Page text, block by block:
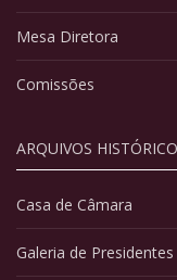
Mesa Diretora
Comissões
ARQUIVOS
Casa de Câmara
Galeria de Presidentes